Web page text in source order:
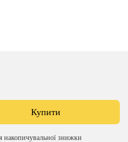
Купити
накопичувальної знижки